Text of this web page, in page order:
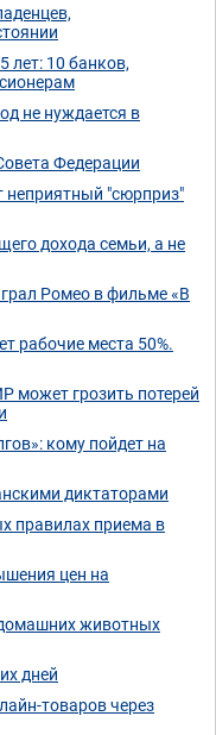
лет: 10 банков,
не нуждается в
Федерации
неприятный "сюрприз"
дохода семьи, а не
Ромео в фильме «В
рабочие места 50%.
может грозить потерей
кому пойдет на
диктаторами
правилах приема в
цен на
животных
дней
товаров через